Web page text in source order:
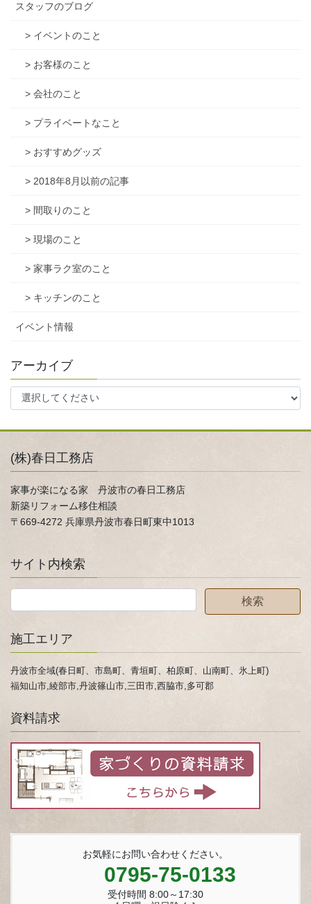
スタッフのブログ
> イベントのこと
> お客様のこと
> 会社のこと
> プライベートなこと
> おすすめグッズ
> 2018年8月以前の記事
> 間取りのこと
> 現場のこと
> 家事ラク室のこと
> キッチンのこと
イベント情報
アーカイブ
(株)春日工務店
家事が楽になる家 丹波市の春日工務店
新築リフォーム移住相談
〒669-4272 兵庫県丹波市春日町東中1013
サイト内検索
施工エリア
丹波市全域(春日町、市島町、青垣町、柏原町、山南町、氷上町)
福知山市,綾部市,丹波篠山市,三田市,西脇市,多可郡
資料請求
お気軽にお問い合わせください。
0795-75-0133
受付時間 8:00～17:30